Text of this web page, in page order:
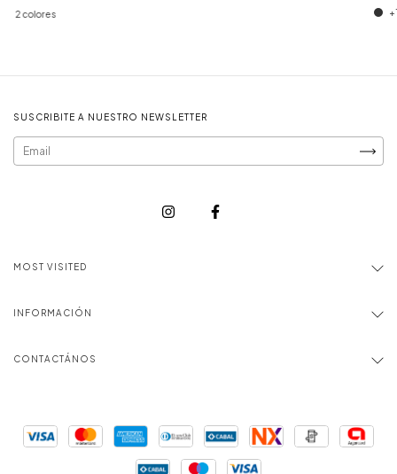
2 colores
SUSCRIBITE A NUESTRO NEWSLETTER
MOST VISITED
INFORMACIÓN
CONTACTÁNOS